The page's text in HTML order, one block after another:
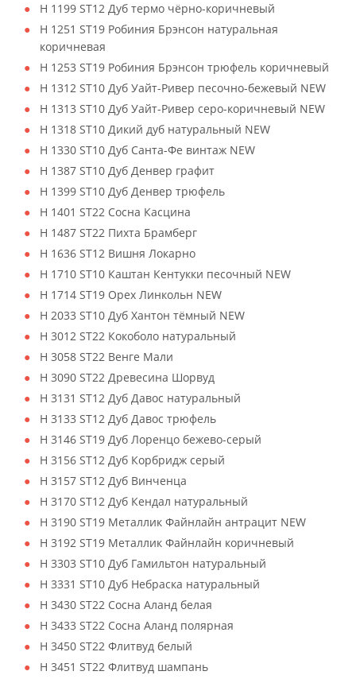
H 1199 ST12 Дуб термо чёрно-коричневый
H 1251 ST19 Робиния Брэнсон натуральная
коричневая
H 1253 ST19 Робиния Брэнсон трюфель коричневый
H 1312 ST10 Дуб Уайт-Ривер песочно-бежевый NEW
H 1313 ST10 Дуб Уайт-Ривер серо-коричневый NEW
H 1318 ST10 Дикий дуб натуральный NEW
H 1330 ST10 Дуб Санта-Фе винтаж NEW
H 1387 ST10 Дуб Денвер графит
H 1399 ST10 Дуб Денвер трюфель
H 1401 ST22 Сосна Касцина
H 1487 ST22 Пихта Брамберг
H 1636 ST12 Вишня Локарно
H 1710 ST10 Каштан Кентукки песочный NEW
H 1714 ST19 Орех Линкольн NEW
H 2033 ST10 Дуб Хантон тёмный NEW
H 3012 ST22 Кокоболо натуральный
H 3058 ST22 Венге Мали
H 3090 ST22 Древесина Шорвуд
H 3131 ST12 Дуб Давос натуральный
H 3133 ST12 Дуб Давос трюфель
H 3146 ST19 Дуб Лоренцо бежево-серый
H 3156 ST12 Дуб Корбридж серый
H 3157 ST12 Дуб Винченца
H 3170 ST12 Дуб Кендал натуральный
H 3190 ST19 Металлик Файнлайн антрацит NEW
H 3192 ST19 Металлик Файнлайн коричневый
H 3303 ST10 Дуб Гамильтон натуральный
H 3331 ST10 Дуб Небраска натуральный
H 3430 ST22 Сосна Аланд белая
H 3433 ST22 Сосна Аланд полярная
H 3450 ST22 Флитвуд белый
H 3451 ST22 Флитвуд шампань